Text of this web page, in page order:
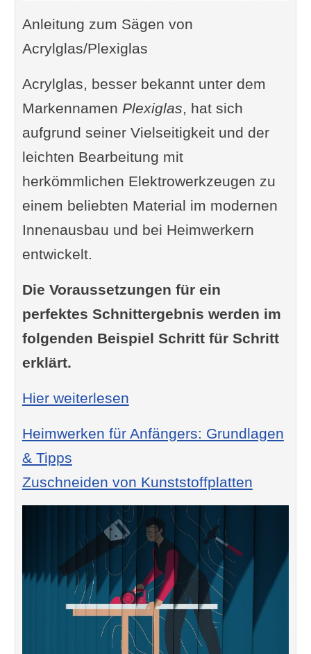
Anleitung zum Sägen von
Acrylglas/Plexiglas
Acrylglas, besser bekannt unter dem
Markennamen Plexiglas, hat sich
aufgrund seiner Vielseitigkeit und der
leichten Bearbeitung mit
herkömmlichen Elektrowerkzeugen zu
einem beliebten Material im modernen
Innenausbau und bei Heimwerkern
entwickelt.
Die Voraussetzungen für ein
perfektes Schnittergebnis werden im
folgenden Beispiel Schritt für Schritt
erklärt.
Hier weiterlesen: Anleitung Acrylglas bzw.
Heimwerken für Anfängers: Grundlagen
& Tipps
Zuschneiden von Kunststoffplatten